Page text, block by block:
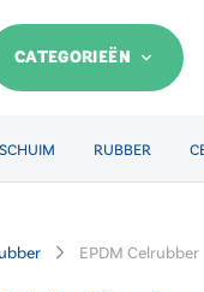
CATEGORIEËN
SCHUIM RUBBER
EPDM Celrubber